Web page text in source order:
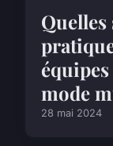
mode
28 mai 2024